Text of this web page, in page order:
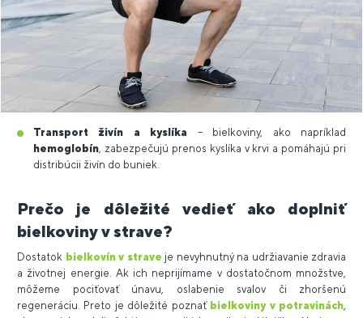
Transport živín a kyslíka – bielkoviny, ako napríklad
hemoglobín , zabezpečujú prenos kyslíka v krvi a pomáhajú pri
distribúcii živín do buniek.
Prečo je dôležité vedieť ako doplniť
bielkoviny v strave?
Dostatok bielkovín v strave je nevyhnutný na udržiavanie zdravia
a životnej energie. Ak ich neprijímame v dostatočnom množstve,
môžeme pociťovať únavu, oslabenie svalov či zhoršenú
regeneráciu. Preto je dôležité poznať bielkoviny v potravinách